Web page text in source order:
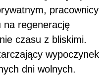
pracownicy
na regenerację
czasu z bliskimi.
wypoczynek
dni wolnych.